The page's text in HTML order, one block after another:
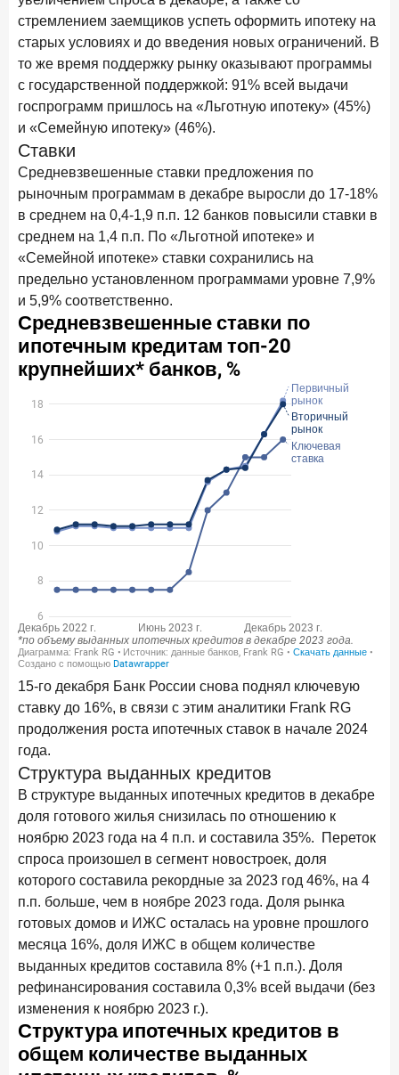
ПОДПИСАТЬСЯ
Я согласен с условиямиобработки данных
10 марта 2026 года ИССЛЕДОВАНИЕ
Куда уходят деньги? Frank RG исследует рынок
вкладов
По итогам февраля 2026 года объем выдач кредитов
составил 748,4 млрд руб.
25 февраля 2026 года ИССЛЕДОВАНИЕ
Ипотека. Итоги работы крупнейших ипотечных банков
в январе 2026 года
18 февраля 2026 года
Не по цене, а по ценности: как россияне выбирали
подписки в 2025 году?
ИССЛЕДОВАНИЕ
Бизнес на маркетплейсах: новичкам здесь больше не
ИССЛЕДОВАНИЕ
По итогам января 2026 года объем выдач кредитов
составил 822,8 млрд руб.
2 февраля 2026 года
Premium Banking в 2025 году: портрет клиента, тренды
и стратегии банков
30 января 2026 года
Главные «болевые точки» бизнеса при открытии
расчетного счета в банках
26 января 2026 года ИССЛЕДОВАНИЕ
Ипотека. Итоги декабря 2025 года
По итогам декабря 2025 года объем выдач кредитов
составил 1 326,5 млрд руб.
Цифра дня
Средний срок ипотечных кредитов в России
24,9лет
-0,74
год к году
Frank Data. Ипотека Поделиться
29 декабря 2025 года
Четких целей в 2026-м и качественных «лошадей»!
25 декабря 2025 года ИССЛЕДОВАНИЕ
Ипотека. Итоги ноября 2025 года
стремлением заемщиков успеть оформить ипотеку на
старых условиях и до введения новых ограничений. В
то же время поддержку рынку оказывают программы
с государственной поддержкой: 91% всей выдачи
госпрограмм пришлось на «Льготную ипотеку» (45%)
и «Семейную ипотеку» (46%).
Ставки
Средневзвешенные ставки предложения по
рыночным программам в декабре выросли до 17-18%
в среднем на 0,4-1,9 п.п. 12 банков повысили ставки в
среднем на 1,4 п.п. По «Льготной ипотеке» и
«Семейной ипотеке» ставки сохранились на
предельно установленном программами уровне 7,9%
и 5,9% соответственно.
15-го декабря Банк России снова поднял ключевую
ставку до 16%, в связи с этим аналитики Frank RG
продолжения роста ипотечных ставок в начале 2024
года.
Структура выданных кредитов
В структуре выданных ипотечных кредитов в декабре
доля готового жилья снизилась по отношению к
ноябрю 2023 года на 4 п.п. и составила 35%. Переток
спроса произошел в сегмент новостроек, доля
которого составила рекордные за 2023 год 46%, на 4
п.п. больше, чем в ноябре 2023 года. Доля рынка
готовых домов и ИЖС осталась на уровне прошлого
месяца 16%, доля ИЖС в общем количестве
выданных кредитов составила 8% (+1 п.п.). Доля
рефинансирования составила 0,3% всей выдачи (без
изменения к ноябрю 2023 г.).